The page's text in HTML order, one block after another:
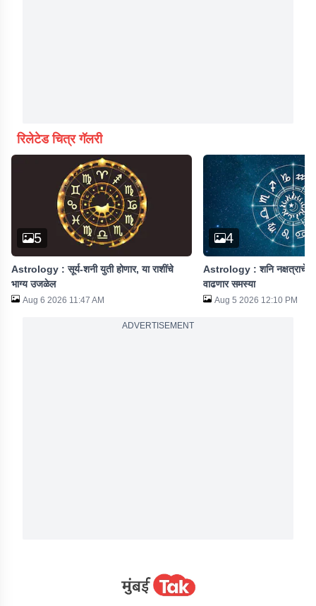
रिलेटेड चित्र गॅलरी
5
Astrology : सूर्य-शनी युती होणार, या राशींचे
भाग्य उजळेल
Aug 6 2026 11:47 AM
4
Astrology : शनि नक्षत्राचे
वाढणार समस्या
Aug 5 2026 12:10 PM
ADVERTISEMENT